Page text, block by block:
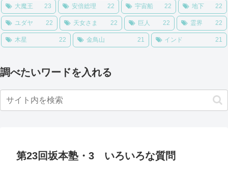
大魔王 23 安倍総理 22 宇宙船 22 地下 22
ユダヤ 22 天女さま 22 巨人 22 霊界 22
木星 22 金鳥山 21 インド 21
調べたいワードを入れる
第23回坂本塾・3 いろいろな質問